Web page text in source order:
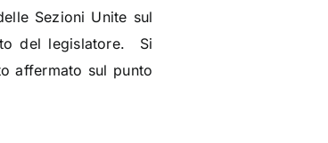
Sezioni Unite sul
del legislatore. Si
affermato sul punto